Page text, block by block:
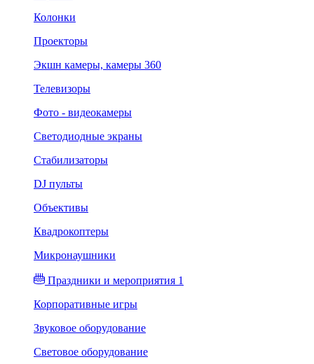
Колонки
Проекторы
Экшн камеры, камеры 360
Телевизоры
Фото - видеокамеры
Светодиодные экраны
Стабилизаторы
DJ пульты
Объективы
Квадрокоптеры
Микронаушники
Праздники и мероприятия 1
Корпоративные игры
Звуковое оборудование
Световое оборудование